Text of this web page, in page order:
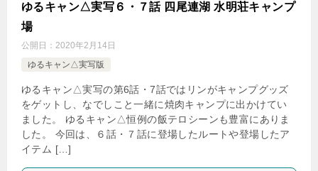
ゆるキャン△実写６・７話 四尾連湖 水明荘キャンプ
場
公開日： 2020年2月14日
ゆるキャン△実写版
ゆるキャン△実写の第6話・7話ではリンがキャンプグッズ
をゲットし、なでしこと一緒に焼肉キャンプに出かけてい
ました。 ゆるキャン△恒例の飯テロシーンも豊富にありま
した。 今回は、６話・７話に登場したルートや登場したア
イテム […]